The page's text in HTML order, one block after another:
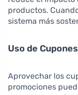
productos.
sistema más
Uso de
Aprovechar los
promociones